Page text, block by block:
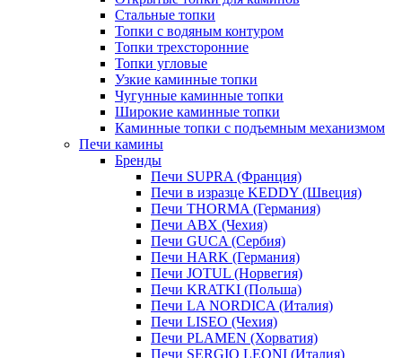
Стальные топки
Топки с водяным контуром
Топки трехсторонние
Топки угловые
Узкие каминные топки
Чугунные каминные топки
Широкие каминные топки
Каминные топки с подъемным механизмом
Печи камины
Бренды
Печи SUPRA (Франция)
Печи в изразце KEDDY (Швеция)
Печи THORMA (Германия)
Печи ABX (Чехия)
Печи GUCA (Сербия)
Печи HARK (Германия)
Печи JOTUL (Норвегия)
Печи KRATKI (Польша)
Печи LA NORDICA (Италия)
Печи LISEO (Чехия)
Печи PLAMEN (Хорватия)
Печи SERGIO LEONI (Италия)